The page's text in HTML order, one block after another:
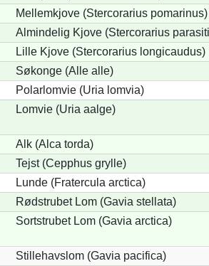
Mellemkjove (Stercorarius pomarinus)
Almindelig Kjove (Stercorarius
Lille Kjove (Stercorarius longicaudus)
Søkonge (Alle alle)
Polarlomvie (Uria lomvia)
Lomvie (Uria aalge)
Alk (Alca torda)
Tejst (Cepphus grylle)
Lunde (Fratercula arctica)
Rødstrubet Lom (Gavia stellata)
Sortstrubet Lom (Gavia arctica)
Stillehavslom (Gavia pacifica)